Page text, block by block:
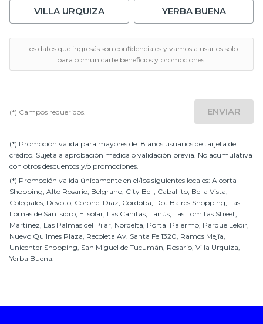
VILLA URQUIZA YERBA BUENA
Los datos que ingresás son confidenciales y vamos a usarlos solo
para comunicarte beneficios y promociones.
(*) Campos requeridos. ENVIAR
(*) Promoción válida para mayores de 18 años usuarios de tarjeta de
crédito. Sujeta a aprobación médica o validación previa. No acumulativa
con otros descuentos y/o promociones.
(*) Promoción valida únicamente en el/los siguientes locales: Alcorta
Shopping Alto Rosario Belgrano City Bell Caballito Bella Vista
Colegiales Devoto Coronel Diaz Cordoba Dot Baires Shopping Las
Lomas de San Isidro El solar, Las Cañitas Lanús Las Lomitas Street
Martínez Las Palmas del Pilar Nordelta Portal Palermo Parque Leloir
Nuevo Quilmes Plaza Recoleta Av. Santa Fe 1320 Ramos Mejía
Unicenter Shopping San Miguel de Tucumán Rosario Villa Urquiza
Yerba Buena